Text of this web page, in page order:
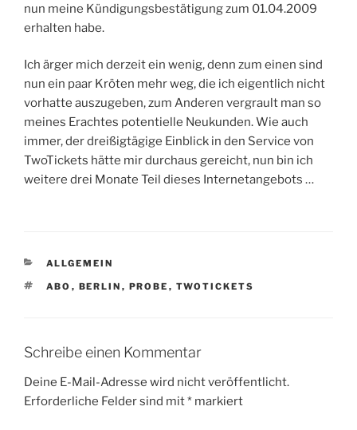
nun meine Kündigungsbestätigung zum 01.04.2009
erhalten habe.
Ich ärger mich derzeit ein wenig, denn zum einen sind
nun ein paar Kröten mehr weg, die ich eigentlich nicht
vorhatte auszugeben, zum Anderen vergrault man so
meines Erachtes potentielle Neukunden. Wie auch
immer, der dreißigtägige Einblick in den Service von
TwoTickets hätte mir durchaus gereicht, nun bin ich
weitere drei Monate Teil dieses Internetangebots …
KATEGORIEN
ALLGEMEIN
SCHLAGWÖRTER
ABO , BERLIN , PROBE , TWOTICKETS
Schreibe einen Kommentar
Deine E-Mail-Adresse wird nicht veröffentlicht.
Erforderliche Felder sind mit* markiert